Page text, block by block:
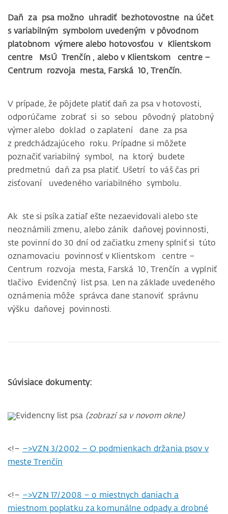
Daň za psa možno uhradiť bezhotovostne na účet
s variabilným symbolom uvedeným v pôvodnom
platobnom výmere alebo hotovosťou v Klientskom
centre MsÚ Trenčín , alebo v Klientskom centre –
Centrum rozvoja mesta, Farská 10, Trenčín.
V prípade, že pôjdete platiť daň za psa v hotovosti,
odporúčame zobrať si so sebou pôvodný platobný
výmer alebo doklad o zaplatení dane za psa
z predchádzajúceho roku. Prípadne si môžete
poznačiť variabilný symbol, na ktorý budete
predmetnú daň za psa platiť. Ušetrí to váš čas pri
zisťovaní uvedeného variabilného symbolu.
Ak ste si psíka zatiaľ ešte nezaevidovali alebo ste
neoznámili zmenu, alebo zánik daňovej povinnosti,
ste povinní do 30 dní od začiatku zmeny splniť si túto
oznamovaciu povinnosť v Klientskom centre –
Centrum rozvoja mesta, Farská 10, Trenčín a vyplniť
tlačivo Evidenčný list psa. Len na základe uvedeného
oznámenia môže správca dane stanoviť správnu
výšku daňovej povinnosti.
Súvisiace dokumenty:
Evidencny list psa (zobrazí sa v novom okne)
<!– –>VZN 3/2002 – O podmienkach držania psov v
meste Trenčín
<!– –>VZN 17/2008 – o miestnych daniach a
miestnom poplatku za komunálne odpady a drobné